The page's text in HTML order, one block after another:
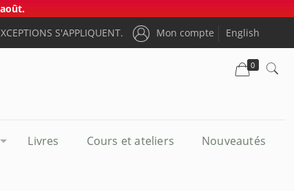
S'APPLIQUENT.
Mon compte English
Livres Cours et ateliers Nouveautés
0